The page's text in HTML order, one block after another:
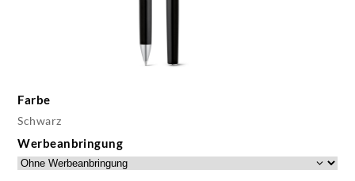
Farbe
Schwarz
Werbeanbringung